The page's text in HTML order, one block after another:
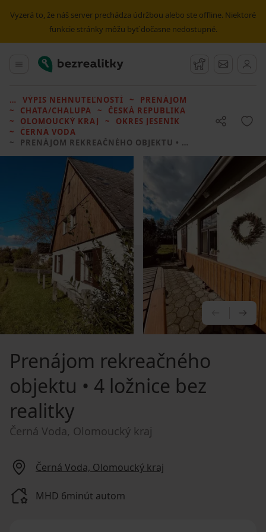
Vyzerá to, že náš server prechádza údržbou alebo ste offline. Niektoré
funkcie stránky môžu byť dočasne nedostupné.
Hlavné menu
Bezrealitky Strážny pes
Správy
VÝPIS NEHNUTEĽNOSTÍ
PRENÁJOM
CHATA/CHALUPA
ČESKÁ REPUBLIKA
OLOMOUCKÝ KRAJ
OKRES JESENÍK
ČERNÁ VODA
PRENÁJOM REKREAČNÉHO OBJEKTU • 4 LOŽNICE BEZ REALITKY
Prenájom rekreačného
objektu • 4 ložnice bez
realitky
Černá Voda, Olomoucký kraj
Černá Voda, Olomoucký kraj
MHD 6minút autom